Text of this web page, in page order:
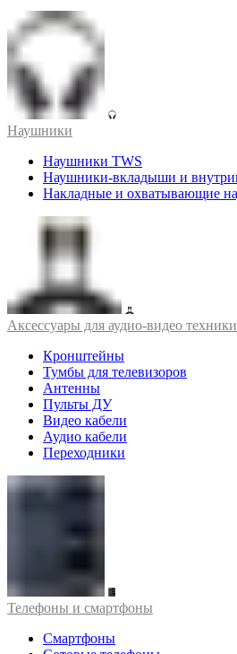
Наушники
Наушники TWS
Наушники-вкладыши и
Накладные и охватывающие
Аксессуары для аудио-видео техники
Кронштейны
Тумбы для телевизоров
Антенны
Пульты ДУ
Видео кабели
Аудио кабели
Переходники
Телефоны и смартфоны
Смартфоны